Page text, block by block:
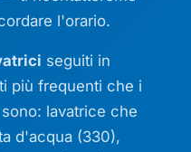
l'orario.
seguiti in
più frequenti che i
lavatrice che
d'acqua (330),